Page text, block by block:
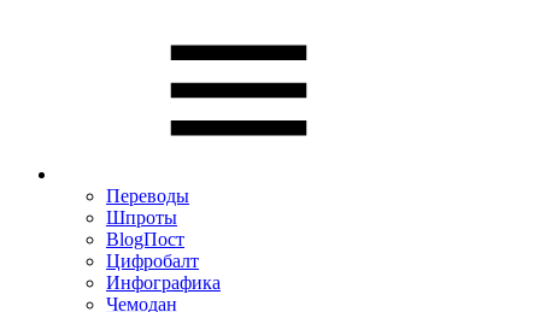
Переводы
Шпроты
BlogПост
Цифробалт
Инфографика
Чемодан